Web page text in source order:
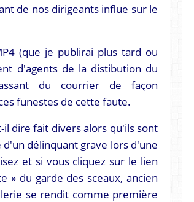
de nos dirigeants influe sur le
(que je publirai plus tard ou
d'agents de la distibution du
du courrier de façon
funestes de cette faute.
il dire fait divers alors qu'ils sont
délinquant grave lors d'une
et si vous cliquez sur le lien
» du garde des sceaux, ancien
se rendit comme première